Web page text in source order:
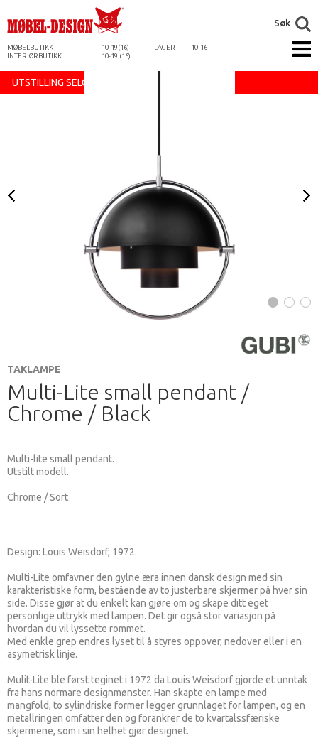
MØBELBUTIKK 10-19(16) LAGER
10-16
INTERIØRBUTIKK
10-19 (16)
Søk
UTSTILLING SELGES
TAKLAMPE
Multi-Lite small pendant /
Chrome / Black
Multi-lite small pendant.
Utstilt modell.
Chrome / Sort
Design: Louis Weisdorf, 1972.
Multi-Lite omfavner den gylne æra innen dansk design med sin
karakteristiske form, bestående av to justerbare skjermer på hver sin
side. Disse gjør at du enkelt kan gjøre om og skape ditt eget
personlige uttrykk med lampen. Det gir også stor variasjon på
hvordan du vil lyssette rommet.
Med enkle grep endres lyset til å styres oppover, nedover eller i en
asymetrisk linje.
Mulit-Lite ble først teginet i 1972 da Louis Weisdorf gjorde et unntak
fra hans normare designmønster. Han skapte en lampe med
mangfold, to sylindriske former legger grunnlaget for lampen, og en
metallringen omfatter den og forankrer de to kvartalssfæriske
skjermene, som i sin helhet gjør designet.